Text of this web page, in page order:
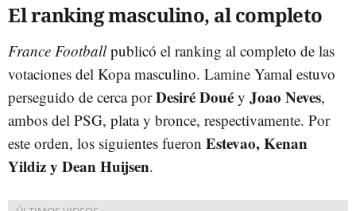
El ranking masculino, al completo
France Footballpublicó el ranking al completo de las
votaciones del Kopa masculino. Lamine Yamal estuvo
perseguido de cerca porDesiré Doué y Joao Neves,
ambos del PSG, plata y bronce, respectivamente. Por
este orden, los siguientes fueron Estevao, Kenan
Yildiz y Dean Huijsen.